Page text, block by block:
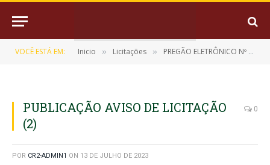
VOCÊ ESTÁ EM: Inicio » Licitações » PREGÃO ELETRÔNICO Nº 04/2023 (CONTRATAÇÃO DE EMPRESA PARA FORNECIMENTO PARCELADO DE CARGA DE OXIGÊNIO MEDICINAL COM FORNECIMENTO DE CILINDRO EM REGIME DE COMODATO PARA ATENDER O HOSPITAL MUNICIPAL)
PUBLICAÇÃO AVISO DE LICITAÇÃO
(2)
0
POR CR2-ADMIN1 ON 13 DE JULHO DE 2023